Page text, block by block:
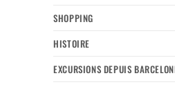
SHOPPING
HISTOIRE
EXCURSIONS DEPUIS